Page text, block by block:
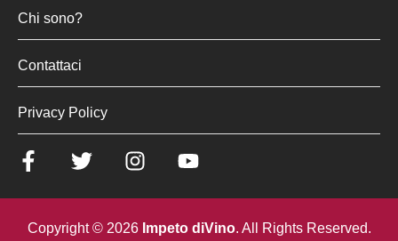
Chi sono?
Contattaci
Privacy Policy
Copyright © 2026 Impeto diVino. All Rights Reserved.